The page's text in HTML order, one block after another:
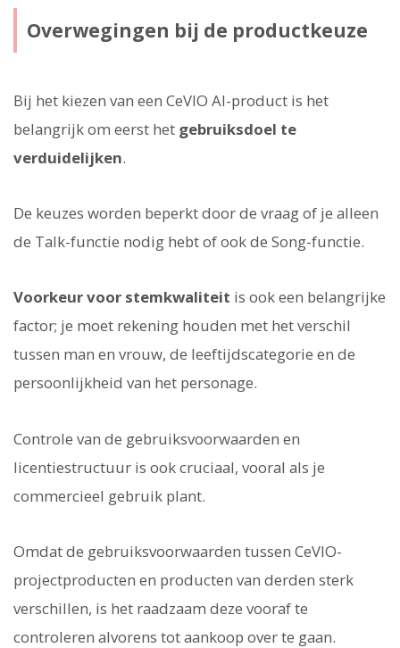
Overwegingen bij de productkeuze
Bij het kiezen van een CeVIO AI-product is het
belangrijk om eerst het gebruiksdoel te
verduidelijken.
De keuzes worden beperkt door de vraag of je alleen
de Talk-functie nodig hebt of ook de Song-functie.
Voorkeur voor stemkwaliteit is ook een belangrijke
factor; je moet rekening houden met het verschil
tussen man en vrouw, de leeftijdscategorie en de
persoonlijkheid van het personage.
Controle van de gebruiksvoorwaarden en
licentiestructuur is ook cruciaal, vooral als je
commercieel gebruik plant.
Omdat de gebruiksvoorwaarden tussen CeVIO-
projectproducten en producten van derden sterk
verschillen, is het raadzaam deze vooraf te
controleren alvorens tot aankoop over te gaan.